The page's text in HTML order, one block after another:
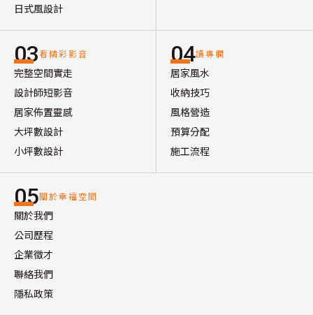
日式風設計
03看精彩影音
完整空間實走
設計師短影音
居家佈置靈感
大坪數設計
小坪數設計
04讀專欄
居家風水
收納技巧
風格營造
預算分配
施工流程
05關於幸福空間
關於我們
公司歷程
企業徵才
聯絡我們
隱私政策